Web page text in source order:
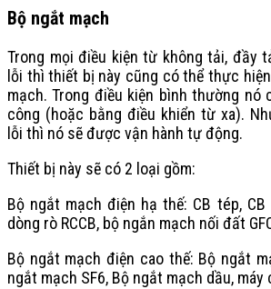
Bộ ngắt mạch
Trong mọi điều kiện từ không tải, đầy
lỗi thì thiết bị này cũng có thể thực
mạch. Trong điều kiện bình thường nó
công (hoặc bằng điều khiển từ xa).
lỗi thì nó sẽ được vận hành tự động.
Thiết bị này sẽ có 2 loại gồm:
Bộ ngắt mạch điện hạ thế: CB tép,
dòng rò RCCB, bộ ngắn mạch nối đất
Bộ ngắt mạch điện cao thế: Bộ ngắt
ngắt mạch SF6, Bộ ngắt mạch dầu, máy